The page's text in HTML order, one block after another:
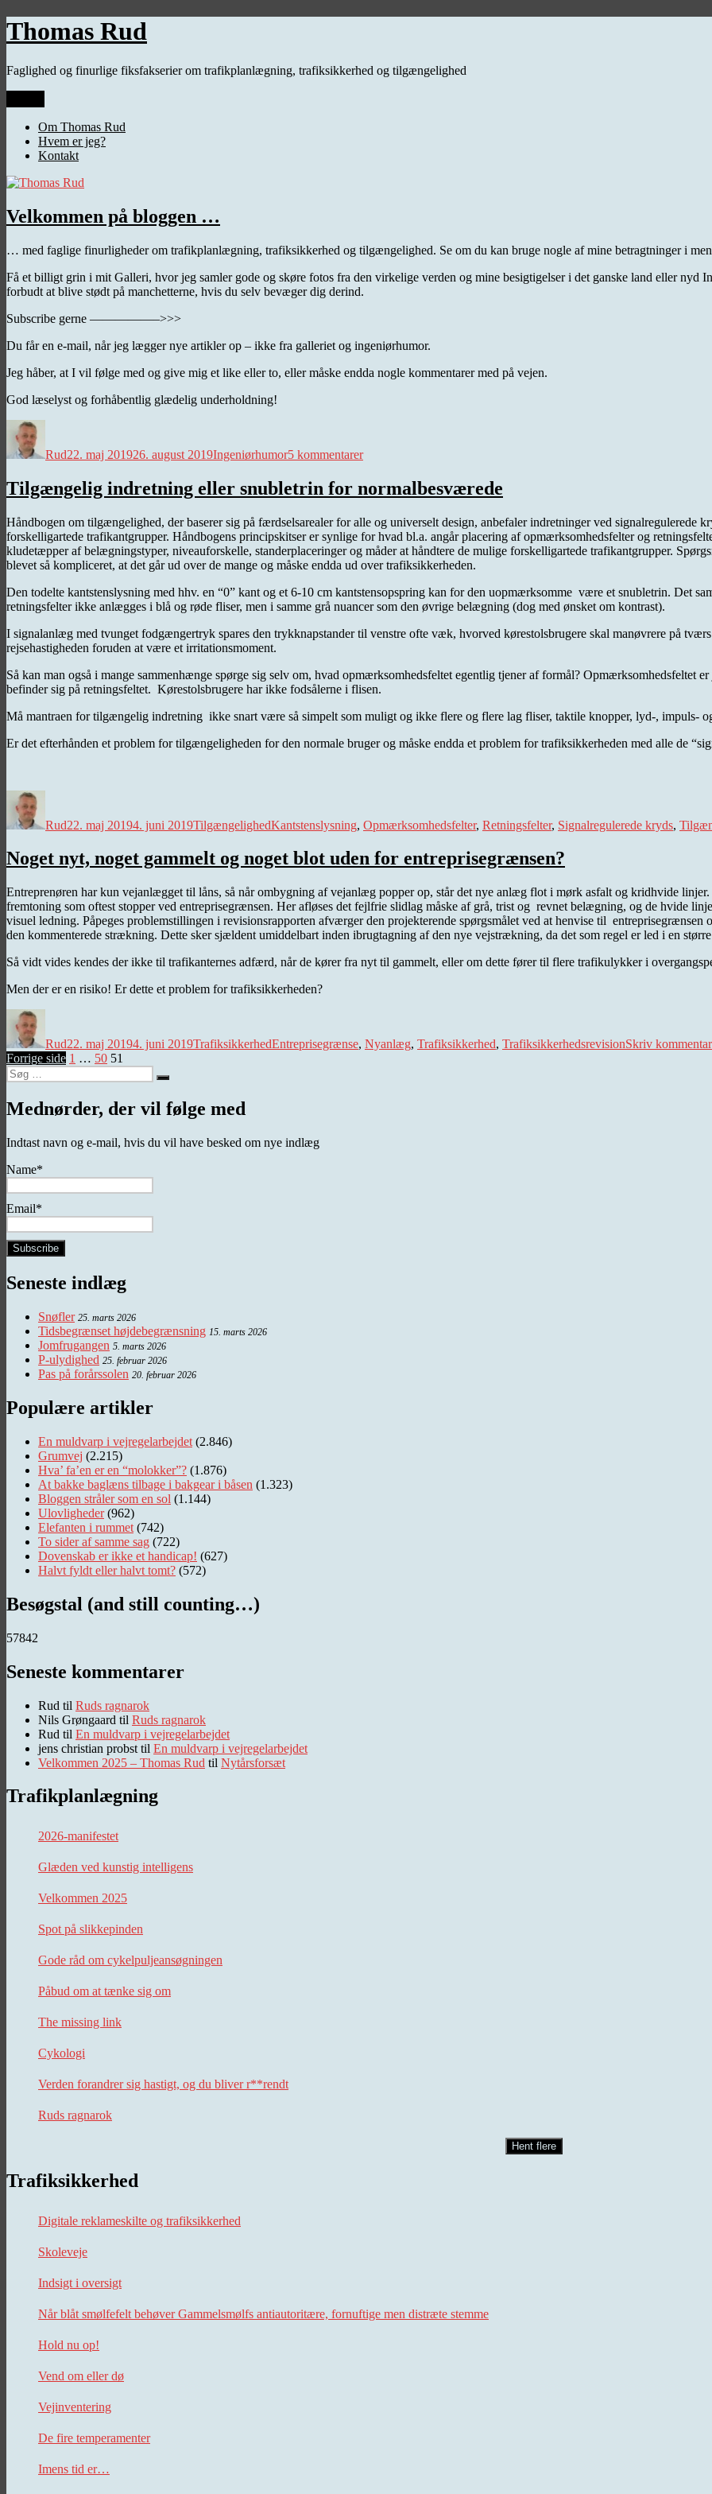
Videre
til
Thomas Rud
Faglighed og finurlige fiksfakserier om trafikplanlægning, trafiksikkerhed og tilgængelighed
Om Thomas Rud
Hvem er jeg?
Kontakt
Velkommen på bloggen …
… med faglige finurligheder om trafikplanlægning, trafiksikkerhed og tilgængelighed. Se om du kan bruge nogle af mine betragtninger i
Få et billigt grin i mit Galleri, hvor jeg samler gode og skøre fotos fra den virkelige verden og mine besigtigelser i det ganske land eller nyd
forbudt at blive stødt på manchetterne, hvis du selv bevæger dig derind.
Subscribe gerne —————–>>>
Du får en e-mail, når jeg lægger nye artikler op – ikke fra galleriet og ingeniørhumor.
Jeg håber, at I vil følge med og give mig et like eller to, eller måske endda nogle kommentarer med på vejen.
God læselyst og forhåbentlig glædelig underholdning!
Rud22. maj 201926. august 2019Ingeniørhumor5 kommentarerpå
…
Tilgængelig indretning eller snubletrin for normalbesværede
Håndbogen om tilgængelighed, der baserer sig på færdselsarealer for alle og universelt design, anbefaler indretninger ved signalregulerede
forskelligartede trafikantgrupper. Håndbogens principskitser er synlige for hvad bl.a. angår placering af opmærksomhedsfelter og
kludetæpper af belægningstyper, niveauforskelle, standerplaceringer og måder at håndtere de mulige forskelligartede trafikantgrupper.
blevet så kompliceret, at det går ud over de mange og måske endda ud over trafiksikkerheden.
Den todelte kantstenslysning med hhv. en “0” kant og et 6-10 cm kantstensopspring kan for den uopmærksomme være et snubletrin. Det
retningsfelter ikke anlægges i blå og røde fliser, men i samme grå nuancer som den øvrige belægning (dog med ønsket om kontrast).
I signalanlæg med tvunget fodgængertryk spares den trykknapstander til venstre ofte væk, hvorved kørestolsbrugere skal manøvrere på
rejsehastigheden foruden at være et irritationsmoment.
Så kan man også i mange sammenhænge spørge sig selv om, hvad opmærksomhedsfeltet egentlig tjener af formål? Opmærksomhedsfeltet
befinder sig på retningsfeltet. Kørestolsbrugere har ikke fodsålerne i flisen.
Må mantraen for tilgængelig indretning ikke snart være så simpelt som muligt og ikke flere og flere lag fliser, taktile knopper, lyd-, impuls-
Er det efterhånden et problem for tilgængeligheden for den normale bruger og måske endda et problem for trafiksikkerheden med alle de
Rud22. maj 20194. juni 2019TilgængelighedKantstenslysning, Opmærksomhedsfelter, Retningsfelter, Signalregulerede kryds,
Noget nyt, noget gammelt og noget blot uden for entreprisegrænsen?
Entreprenøren har kun vejanlægget til låns, så når ombygning af vejanlæg popper op, står det nye anlæg flot i mørk asfalt og kridhvide
fremtoning som oftest stopper ved entreprisegrænsen. Her afløses det fejlfrie slidlag måske af grå, trist og revnet belægning, og de hvide
visuel ledning. Påpeges problemstillingen i revisionsrapporten afværger den projekterende spørgsmålet ved at henvise til
den kommenterede strækning. Dette sker sjældent umiddelbart inden ibrugtagning af den nye vejstrækning, da det som regel er led i en
Så vidt vides kendes der ikke til trafikanternes adfærd, når de kører fra nyt til gammelt, eller om dette fører til flere trafikulykker i
Men der er en risiko! Er dette et problem for trafiksikkerheden?
Rud22. maj 20194. juni 2019TrafiksikkerhedEntreprisegrænse, Nyanlæg, Trafiksikkerhed, TrafiksikkerhedsrevisionSkriv kommentar
Indlægsinddeling
Forrige side Side
1 … Side
50 Side
51
Søg
efter:
Søg
Mednørder, der vil følge med
Indtast navn og e-mail, hvis du vil have besked om nye indlæg
Name*
Email*
Seneste indlæg
Snøfler 25. marts 2026
Tidsbegrænset højdebegrænsning 15. marts 2026
Jomfrugangen 5. marts 2026
P-ulydighed 25. februar 2026
Pas på forårssolen 20. februar 2026
Populære artikler
En muldvarp i vejregelarbejdet (2.846)
Grumvej (2.215)
Hva’ fa’en er en “molokker”? (1.876)
At bakke baglæns tilbage i bakgear i båsen (1.323)
Bloggen stråler som en sol (1.144)
Ulovligheder (962)
Elefanten i rummet (742)
To sider af samme sag (722)
Dovenskab er ikke et handicap! (627)
Halvt fyldt eller halvt tomt? (572)
Besøgstal (and still counting…)
57842
Seneste kommentarer
Rud til Ruds ragnarok
Nils Grøngaard til Ruds ragnarok
Rud til En muldvarp i vejregelarbejdet
jens christian probst til En muldvarp i vejregelarbejdet
Velkommen 2025 – Thomas Rud til Nytårsforsæt
Trafikplanlægning
2026-manifestet
Glæden ved kunstig intelligens
Velkommen 2025
Spot på slikkepinden
Gode råd om cykelpuljeansøgningen
Påbud om at tænke sig om
The missing link
Cykologi
Verden forandrer sig hastigt, og du bliver r**rendt
Ruds ragnarok
Hent flere
Trafiksikkerhed
Digitale reklameskilte og trafiksikkerhed
Skoleveje
Indsigt i oversigt
Når blåt smølfefelt behøver Gammelsmølfs antiautoritære, fornuftige men distræte stemme
Hold nu op!
Vend om eller dø
Vejinventering
De fire temperamenter
Imens tid er…